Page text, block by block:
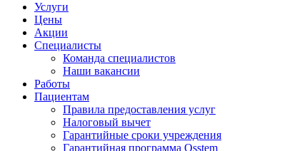
Услуги
Цены
Акции
Специалисты
Команда специалистов
Наши вакансии
Работы
Пациентам
Правила предоставления услуг
Налоговый вычет
Гарантийные сроки учреждения
Гарантийная программа Osstem